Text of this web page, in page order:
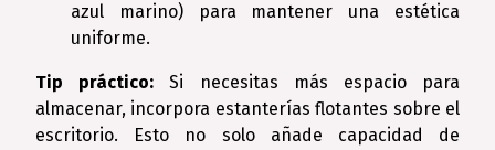
azul marino) para mantener una estética
uniforme.
Tip práctico: Si necesitas más espacio para
almacenar, incorpora estanterías flotantes sobre el
escritorio. Esto no solo añade capacidad de